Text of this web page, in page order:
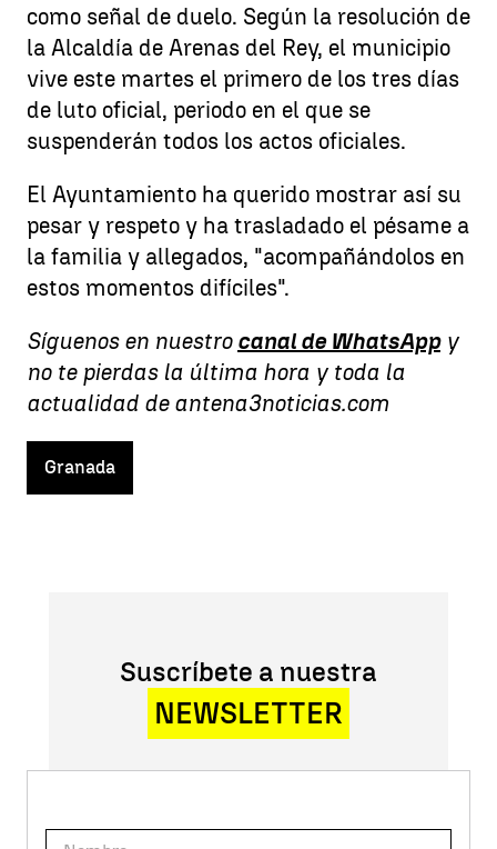
como señal de duelo. Según la resolución de
la Alcaldía de Arenas del Rey, el municipio
vive este martes el primero de los tres días
de luto oficial, periodo en el que se
suspenderán todos los actos oficiales.
El Ayuntamiento ha querido mostrar así su
pesar y respeto y ha trasladado el pésame a
la familia y allegados, "acompañándolos en
estos momentos difíciles".
Síguenos en nuestro canal de WhatsAppy
no te pierdas la última hora y toda la
actualidad de antena3noticias.com
Granada
Suscríbete a nuestra
NEWSLETTER